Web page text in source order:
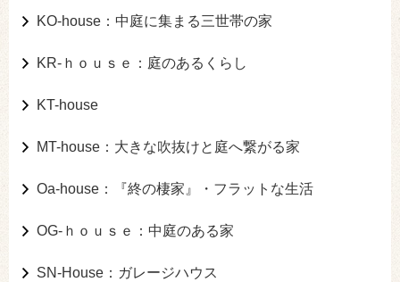
KO-house：中庭に集まる三世帯の家
KR-ｈｏｕｓｅ：庭のあるくらし
KT-house
MT-house：大きな吹抜けと庭へ繋がる家
Oa-house：『終の棲家』・フラットな生活
OG-ｈｏｕｓｅ：中庭のある家
SN-House：ガレージハウス